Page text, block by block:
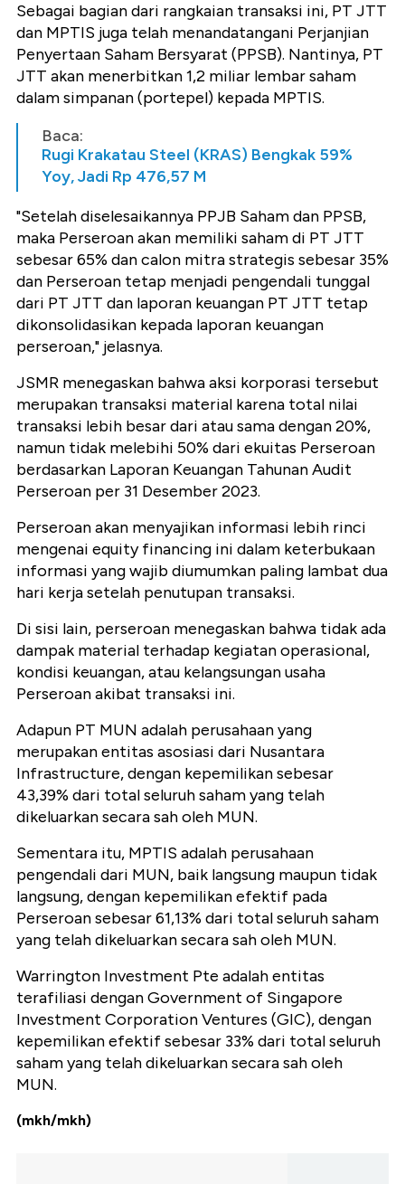
Sebagai bagian dari rangkaian transaksi ini, PT JTT
dan MPTIS juga telah menandatangani Perjanjian
Penyertaan Saham Bersyarat (PPSB). Nantinya, PT
JTT akan menerbitkan 1,2 miliar lembar saham
dalam simpanan (portepel) kepada MPTIS.
Baca:
Rugi Krakatau Steel (KRAS) Bengkak 59%
Yoy, Jadi Rp 476,57 M
"Setelah diselesaikannya PPJB Saham dan PPSB,
maka Perseroan akan memiliki saham di PT JTT
sebesar 65% dan calon mitra strategis sebesar 35%
dan Perseroan tetap menjadi pengendali tunggal
dari PT JTT dan laporan keuangan PT JTT tetap
dikonsolidasikan kepada laporan keuangan
perseroan," jelasnya.
JSMR menegaskan bahwa aksi korporasi tersebut
merupakan transaksi material karena total nilai
transaksi lebih besar dari atau sama dengan 20%,
namun tidak melebihi 50% dari ekuitas Perseroan
berdasarkan Laporan Keuangan Tahunan Audit
Perseroan per 31 Desember 2023.
Perseroan akan menyajikan informasi lebih rinci
mengenai equity financing ini dalam keterbukaan
informasi yang wajib diumumkan paling lambat dua
hari kerja setelah penutupan transaksi.
Di sisi lain, perseroan menegaskan bahwa tidak ada
dampak material terhadap kegiatan operasional,
kondisi keuangan, atau kelangsungan usaha
Perseroan akibat transaksi ini.
Adapun PT MUN adalah perusahaan yang
merupakan entitas asosiasi dari Nusantara
Infrastructure, dengan kepemilikan sebesar
43,39% dari total seluruh saham yang telah
dikeluarkan secara sah oleh MUN.
Sementara itu, MPTIS adalah perusahaan
pengendali dari MUN, baik langsung maupun tidak
langsung, dengan kepemilikan efektif pada
Perseroan sebesar 61,13% dari total seluruh saham
yang telah dikeluarkan secara sah oleh MUN.
Warrington Investment Pte adalah entitas
terafiliasi dengan Government of Singapore
Investment Corporation Ventures (GIC), dengan
kepemilikan efektif sebesar 33% dari total seluruh
saham yang telah dikeluarkan secara sah oleh
MUN.
(mkh/mkh)